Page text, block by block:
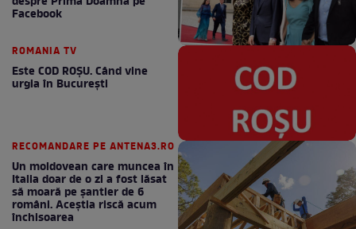
Facebook
ROMANIA TV
Este COD ROŞU. Când vine
urgia în Bucureşti
RECOMANDARE PE ANTENA3.RO
Un moldovean care muncea în
Italia doar de o zi a fost lăsat
să moară pe şantier de 6
români. Aceștia riscă acum
închisoarea